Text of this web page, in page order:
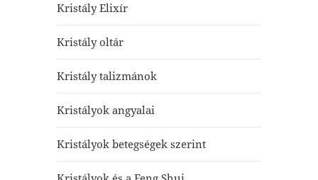
Kristály Elixír
Kristály oltár
Kristály talizmánok
Kristályok angyalai
Kristályok betegségek szerint